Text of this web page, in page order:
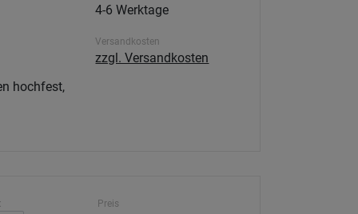
hochfest,
4-6 Werktage
Versandkosten
zzgl. Versandkosten
Preis